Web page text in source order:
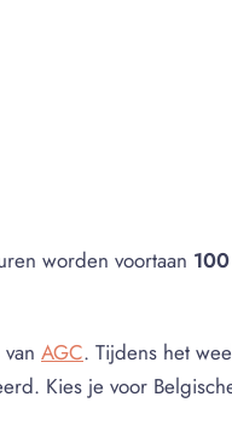
worden voortaan
AGC. Tijdens het
Kies je voor